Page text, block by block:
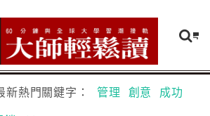
新熱門關鍵字： 管理 創意 成功